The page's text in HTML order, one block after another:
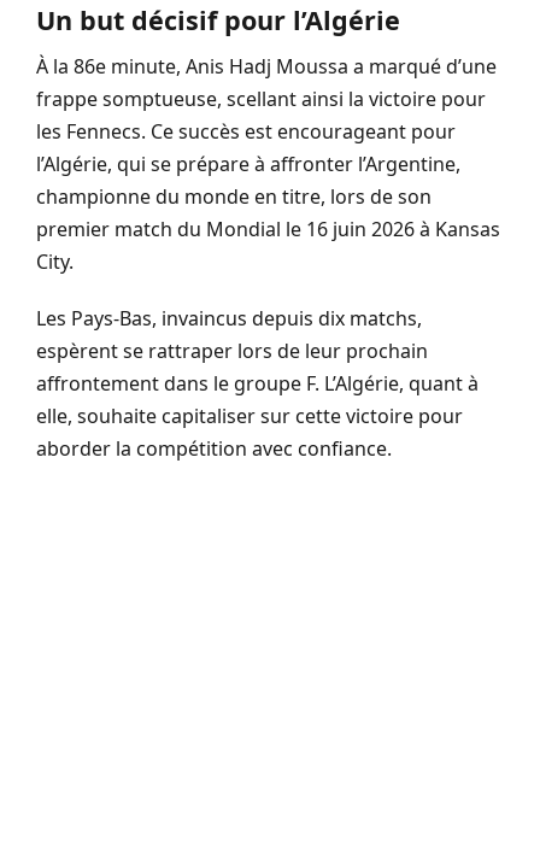
Un but décisif pour l’Algérie
À la 86e minute, Anis Hadj Moussa a marqué d’une
frappe somptueuse, scellant ainsi la victoire pour
les Fennecs. Ce succès est encourageant pour
l’Algérie, qui se prépare à affronter l’Argentine,
championne du monde en titre, lors de son
premier match du Mondial le 16 juin 2026 à Kansas
City.
Les Pays-Bas, invaincus depuis dix matchs,
espèrent se rattraper lors de leur prochain
affrontement dans le groupe F. L’Algérie, quant à
elle, souhaite capitaliser sur cette victoire pour
aborder la compétition avec confiance.